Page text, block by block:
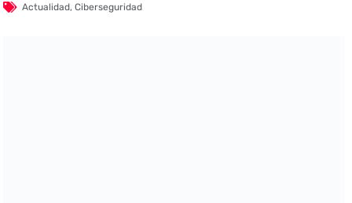
Actualidad,Ciberseguridad